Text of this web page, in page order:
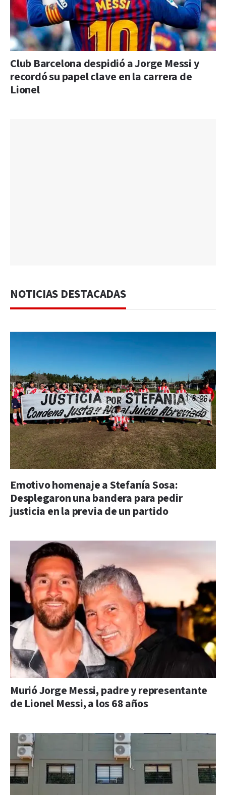
Club Barcelona despidió a Jorge Messi y
recordó su papel clave en la carrera de
Lionel
NOTICIAS DESTACADAS
Emotivo homenaje a Stefanía Sosa:
Desplegaron una bandera para pedir
justicia en la previa de un partido
Murió Jorge Messi, padre y representante
de Lionel Messi, a los 68 años